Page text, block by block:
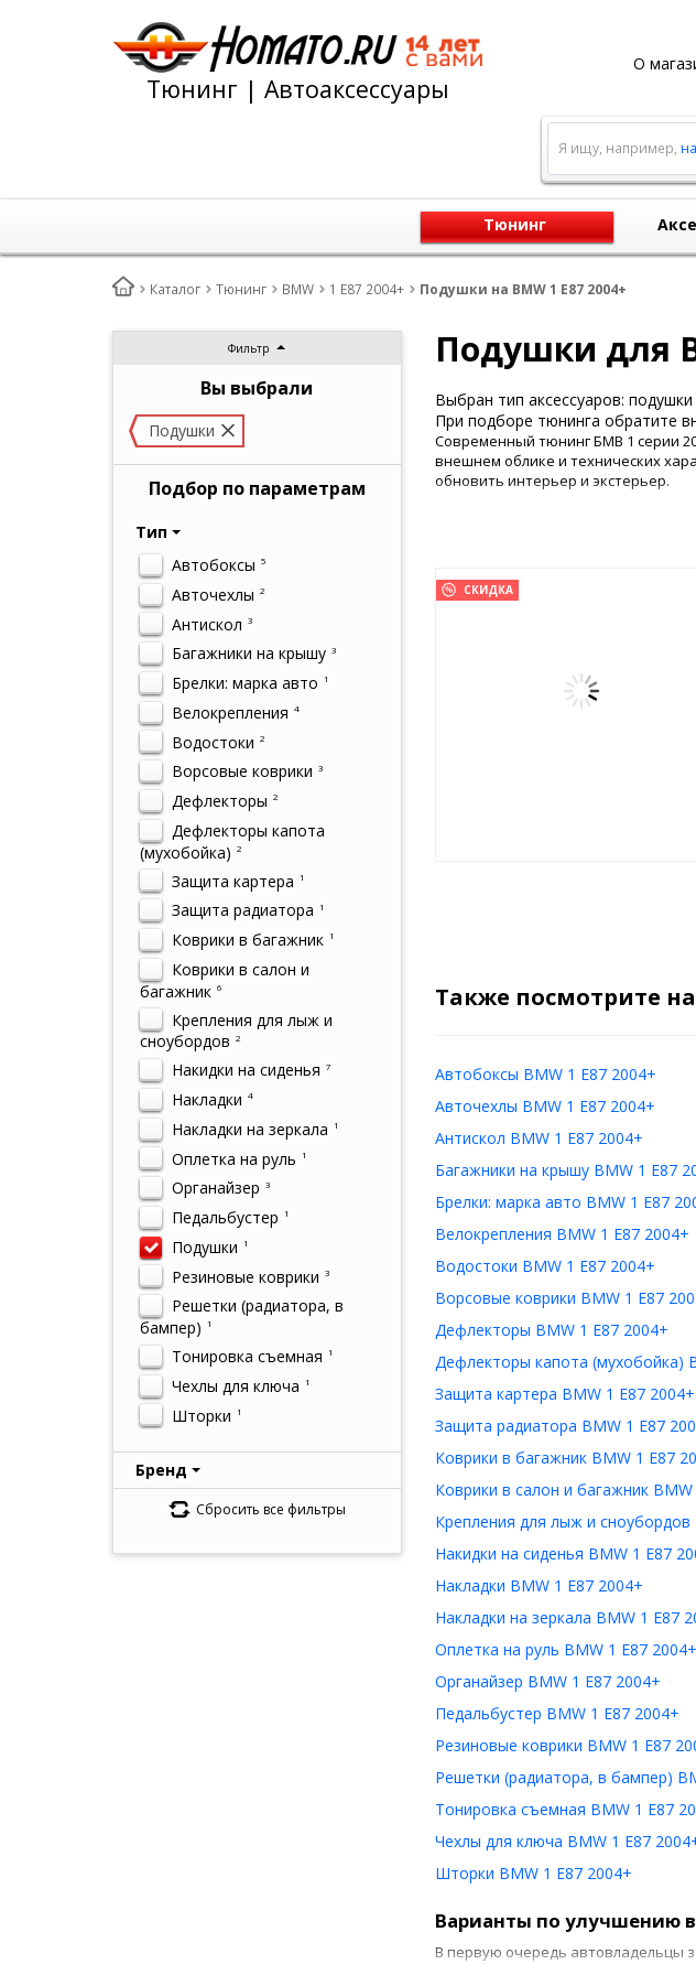
О
Тюнинг | Автоаксессуары
Я ищу, например,
Тюнинг
Каталог Тюнинг BMW 1 E87 2004+ Подушки на BMW 1 E87 2004+
Фильтр
Вы выбрали
Подушки
Подбор по параметрам
Тип
Автобоксы 5
Авточехлы 2
Антискол 3
Багажники на крышу 3
Брелки: марка авто 1
Велокрепления 4
Водостоки 2
Ворсовые коврики 3
Дефлекторы 2
Дефлекторы капота
(мухобойка) 2
Защита картера 1
Защита радиатора 1
Коврики в багажник 1
Коврики в салон и
багажник 6
Крепления для лыж и
сноубордов 2
Накидки на сиденья 7
Накладки 4
Накладки на зеркала 1
Оплетка на руль 1
Органайзер 3
Педальбустер 1
Подушки 1
Резиновые коврики 3
Решетки (радиатора, в
бампер)
1
Тонировка съемная 1
Чехлы для ключа 1
Шторки 1
Бренд
Сбросить все фильтры
Подушки для
Выбран тип аксессуаров:
При подборе тюнинга обратите
Современный тюнинг БМВ 1 серии
внешнем облике и технических
обновить интерьер и экстерьер.
СКИДКА
Также посмотрите
Автобоксы BMW 1 E87 2004+
Авточехлы BMW 1 E87 2004+
Антискол BMW 1 E87 2004+
Багажники на крышу BMW 1 E87
Брелки: марка авто BMW 1 E87
Велокрепления BMW 1 E87 2004+
Водостоки BMW 1 E87 2004+
Ворсовые коврики BMW 1 E87
Дефлекторы BMW 1 E87 2004+
Дефлекторы капота (мухобойка)
Защита картера BMW 1 E87 2004+
Защита радиатора BMW 1 E87
Коврики в багажник BMW 1 E87
Коврики в салон и багажник BMW
Крепления для лыж и сноубордов
Накидки на сиденья BMW 1 E87
Накладки BMW 1 E87 2004+
Накладки на зеркала BMW 1 E87
Оплетка на руль BMW 1 E87 2004+
Органайзер BMW 1 E87 2004+
Педальбустер BMW 1 E87 2004+
Резиновые коврики BMW 1 E87
Решетки (радиатора, в бампер)
Тонировка съемная BMW 1 E87
Чехлы для ключа BMW 1 E87
Шторки BMW 1 E87 2004+
Варианты по улучшению
В первую очередь автовладельцы